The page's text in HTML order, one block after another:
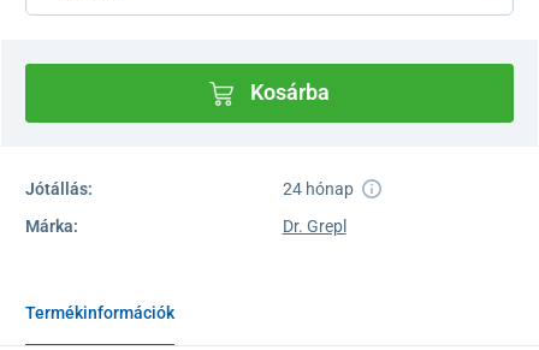
Kosárba
Jótállás:
24 hónap
Márka:
Dr. Grepl
Termékinformációk